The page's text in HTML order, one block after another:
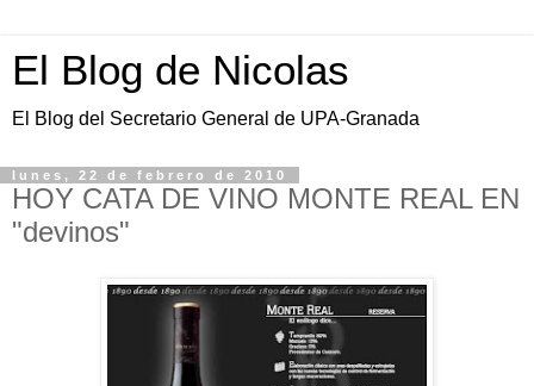
El Blog de Nicolas
El Blog del Secretario General de UPA-Granada
lunes, 22 de febrero de 2010
HOY CATA DE VINO MONTE REAL EN
"devinos"